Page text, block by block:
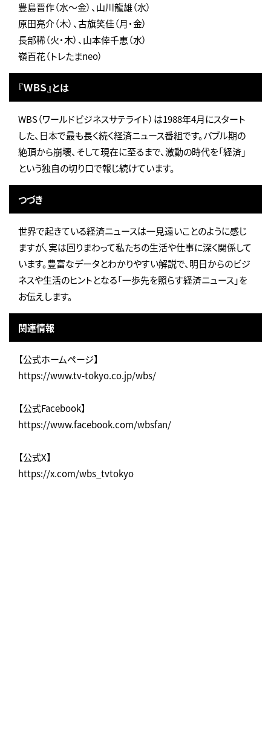
豊島晋作（水～金）、山川龍雄（水）
原田亮介（木）、古旗笑佳（月・金）
長部稀（火・木）、山本倖千恵（水）
嶺百花（トレたまneo）
『ＷＢＳ』とは
WBS（ワールドビジネスサテライト）は1988年4月にスタート
した、日本で最も長く続く経済ニュース番組です。バブル期の
絶頂から崩壊、そして現在に至るまで、激動の時代を「経済」
という独自の切り口で報じ続けています。
つづき
世界で起きている経済ニュースは一見遠いことのように感じ
ますが、実は回りまわって私たちの生活や仕事に深く関係して
います。豊富なデータとわかりやすい解説で、明日からのビジ
ネスや生活のヒントとなる「一歩先を照らす経済ニュース」を
お伝えします。
関連情報
【公式ホームページ】
https://www.tv-tokyo.co.jp/wbs/
【公式Facebook】
https://www.facebook.com/wbsfan/
【公式X】
https://x.com/wbs_tvtokyo